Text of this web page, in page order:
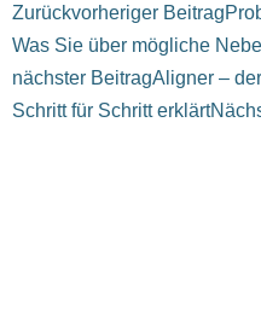
Zurückvorheriger Beitrag
Was Sie über mögliche
nächster BeitragAligner –
Schritt für Schritt erklärt